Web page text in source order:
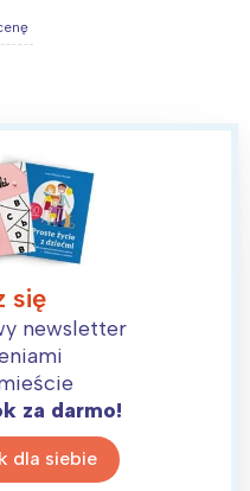
się
newsletter
za darmo!
dla siebie